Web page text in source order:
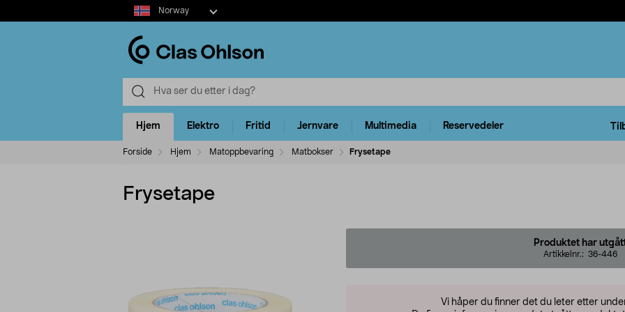
Select
market
Norway
Hjem Elektro Fritid Jernvare Multimedia Reservedeler
Forside Hjem Matoppbevaring Matbokser Frysetape
Frysetape
Produktet har
Artikkelnr.: 36-446
Vi håper du finner det du leter etter